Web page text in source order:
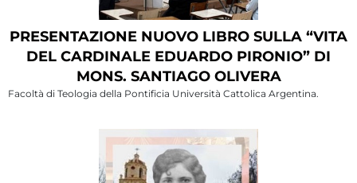
PRESENTAZIONE NUOVO LIBRO SULLA “VITA
DEL CARDINALE EDUARDO PIRONIO” DI
MONS. SANTIAGO OLIVERA
Facoltà di Teologia della Pontificia Università Cattolica Argentina.